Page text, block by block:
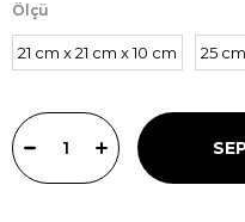
Ölçü
21 cm x 21 cm x 10 cm 25